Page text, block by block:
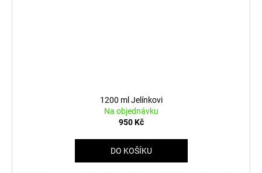
1200 ml Jelínkovi
Na objednávku
950 Kč
DO KOŠÍKU